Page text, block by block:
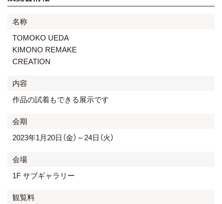
名称
TOMOKO UEDA
KIMONO REMAKE
CREATION
内容
作品の試着もできる展示です
会期
2023年1月20日（金）～24日（火）
会場
1F サブギャラリー
観覧料